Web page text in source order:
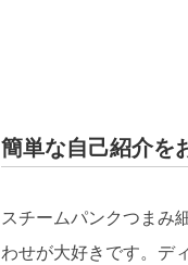
簡単な自己紹介を
スチームパンクつまみ
わせが大好きです。デ